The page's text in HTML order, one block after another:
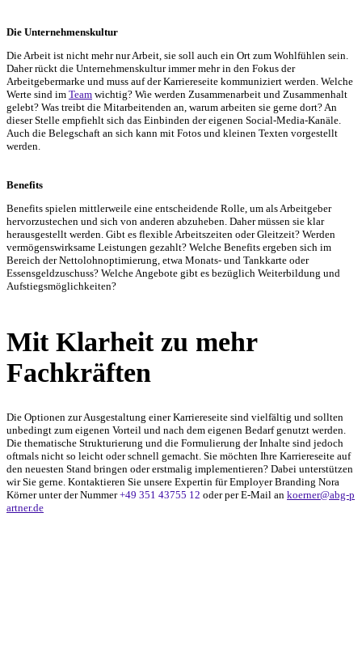
Die Unternehmenskultur
Die Arbeit ist nicht mehr nur Arbeit, sie soll auch ein Ort zum Wohlfühlen sein.
Daher rückt die Unternehmenskultur immer mehr in den Fokus der
Arbeitgebermarke und muss auf der Karriereseite kommuniziert werden. Welche
Werte sind im Team wichtig? Wie werden Zusammenarbeit und Zusammenhalt
gelebt? Was treibt die Mitarbeitenden an, warum arbeiten sie gerne dort? An
dieser Stelle empfiehlt sich das Einbinden der eigenen Social-Media-Kanäle.
Auch die Belegschaft an sich kann mit Fotos und kleinen Texten vorgestellt
werden.
Benefits
Benefits spielen mittlerweile eine entscheidende Rolle, um als Arbeitgeber
hervorzustechen und sich von anderen abzuheben. Daher müssen sie klar
herausgestellt werden. Gibt es flexible Arbeitszeiten oder Gleitzeit? Werden
vermögenswirksame Leistungen gezahlt? Welche Benefits ergeben sich im
Bereich der Nettolohnoptimierung, etwa Monats- und Tankkarte oder
Essensgeldzuschuss? Welche Angebote gibt es bezüglich Weiterbildung und
Aufstiegsmöglichkeiten?
Mit Klarheit zu mehr
Fachkräften
Die Optionen zur Ausgestaltung einer Karriereseite sind vielfältig und sollten
unbedingt zum eigenen Vorteil und nach dem eigenen Bedarf genutzt werden.
Die thematische Strukturierung und die Formulierung der Inhalte sind jedoch
oftmals nicht so leicht oder schnell gemacht. Sie möchten Ihre Karriereseite auf
den neuesten Stand bringen oder erstmalig implementieren? Dabei unterstützen
wir Sie gerne. Kontaktieren Sie unsere Expertin für Employer Branding Nora
Körner unter der Nummer+49 351 43755 12 oder per E-Mail an koerner@abg-p
artner.de